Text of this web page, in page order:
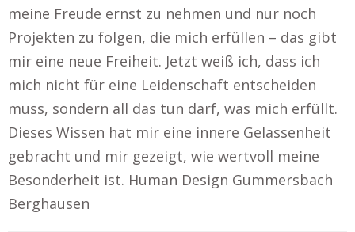
meine Freude ernst zu nehmen und nur noch
Projekten zu folgen, die mich erfüllen – das gibt
mir eine neue Freiheit. Jetzt weiß ich, dass ich
mich nicht für eine Leidenschaft entscheiden
muss, sondern all das tun darf, was mich erfüllt.
Dieses Wissen hat mir eine innere Gelassenheit
gebracht und mir gezeigt, wie wertvoll meine
Besonderheit ist. Human Design Gummersbach
Berghausen